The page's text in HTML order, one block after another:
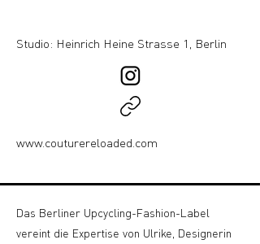
Studio: Heinrich Heine Strasse 1, Berlin
www.couturereloaded.com
Das Berliner Upcycling-Fashion-Label
vereint die Expertise von Ulrike, Designerin